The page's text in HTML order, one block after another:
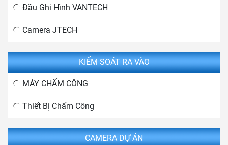
Đầu Ghi Hình VANTECH
Camera JTECH
KIỂM SOÁT RA VÀO
MÁY CHẤM CÔNG
Thiết Bị Chấm Công
CAMERA DỰ ÁN